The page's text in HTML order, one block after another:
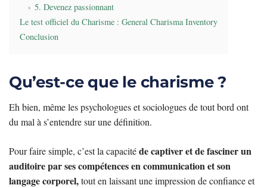
5. Devenez passionnant
Le test officiel du Charisme : General Charisma Inventory
Conclusion
Qu’est-ce que le charisme ?
Eh bien, même les psychologues et sociologues de tout bord ont
du mal à s’entendre sur une définition.
Pour faire simple, c’est la capacitéde captiver et de fasciner un
auditoire par ses compétences en communication et son
langage corporel,tout en laissant une impression de confiance et